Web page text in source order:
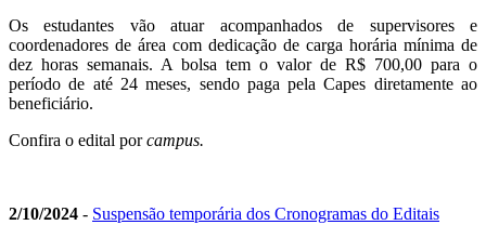
Os estudantes vão atuar acompanhados de supervisores e
coordenadores de área com dedicação de carga horária mínima de
dez horas semanais. A bolsa tem o valor de R$ 700,00 para o
período de até 24 meses, sendo paga pela Capes diretamente ao
beneficiário.
Confira o edital porcampus.
2/10/2024 - Suspensão temporária dos Cronogramas do Editais